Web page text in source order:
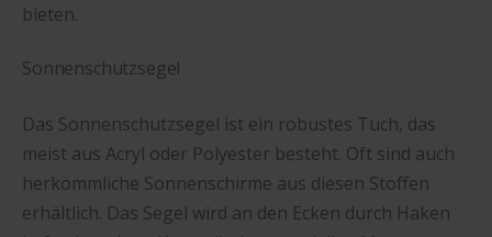
bieten.
Sonnenschutzsegel
Das Sonnenschutzsegel ist ein robustes Tuch, das
meist aus Acryl oder Polyester besteht. Oft sind auch
herkömmliche Sonnenschirme aus diesen Stoffen
erhältlich. Das Segel wird an den Ecken durch Haken